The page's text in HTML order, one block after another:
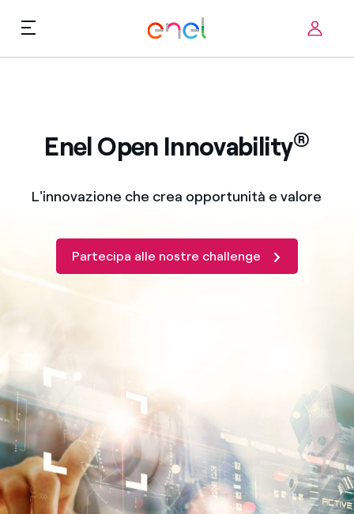
Skip to content
Challenge
Startup ecosystem
Come funziona
Storie d'innovazione
Termini di utilizzo
Enel Open Innovability®
L'innovazione che crea opportunità e valore
Partecipa alle nostre challenge